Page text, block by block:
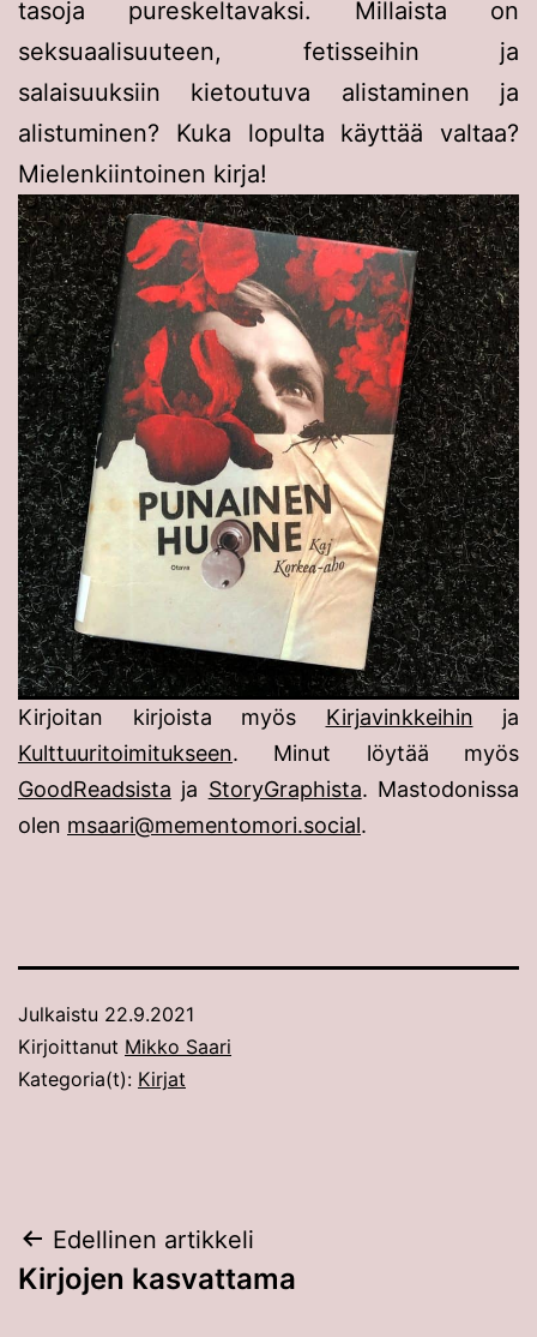
tasoja pureskeltavaksi. Millaista on
seksuaalisuuteen, fetisseihin ja
salaisuuksiin kietoutuva alistaminen ja
alistuminen? Kuka lopulta käyttää valtaa?
Mielenkiintoinen kirja!
Kirjoitan kirjoista myös Kirjavinkkeihin ja
Kulttuuritoimitukseen. Minut löytää myös
GoodReadsista ja StoryGraphista. Mastodonissa
olen msaari@mementomori.social.
Julkaistu 22.9.2021
Kirjoittanut Mikko Saari
Kategoria(t): Kirjat
Artikkelien
selaus
Edellinen artikkeli
Kirjojen kasvattama